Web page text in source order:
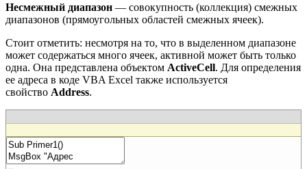
Несмежный диапазон — совокупность (коллекция) смежных
диапазонов (прямоугольных областей смежных ячеек).
Стоит отметить: несмотря на то, что в выделенном диапазоне
может содержаться много ячеек, активной может быть только
одна. Она представлена объектом ActiveCell. Для определения
ее адреса в коде VBA Excel также используется
свойство Address.